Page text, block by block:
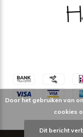
Door het gebruiken van
cookies
Dit bericht